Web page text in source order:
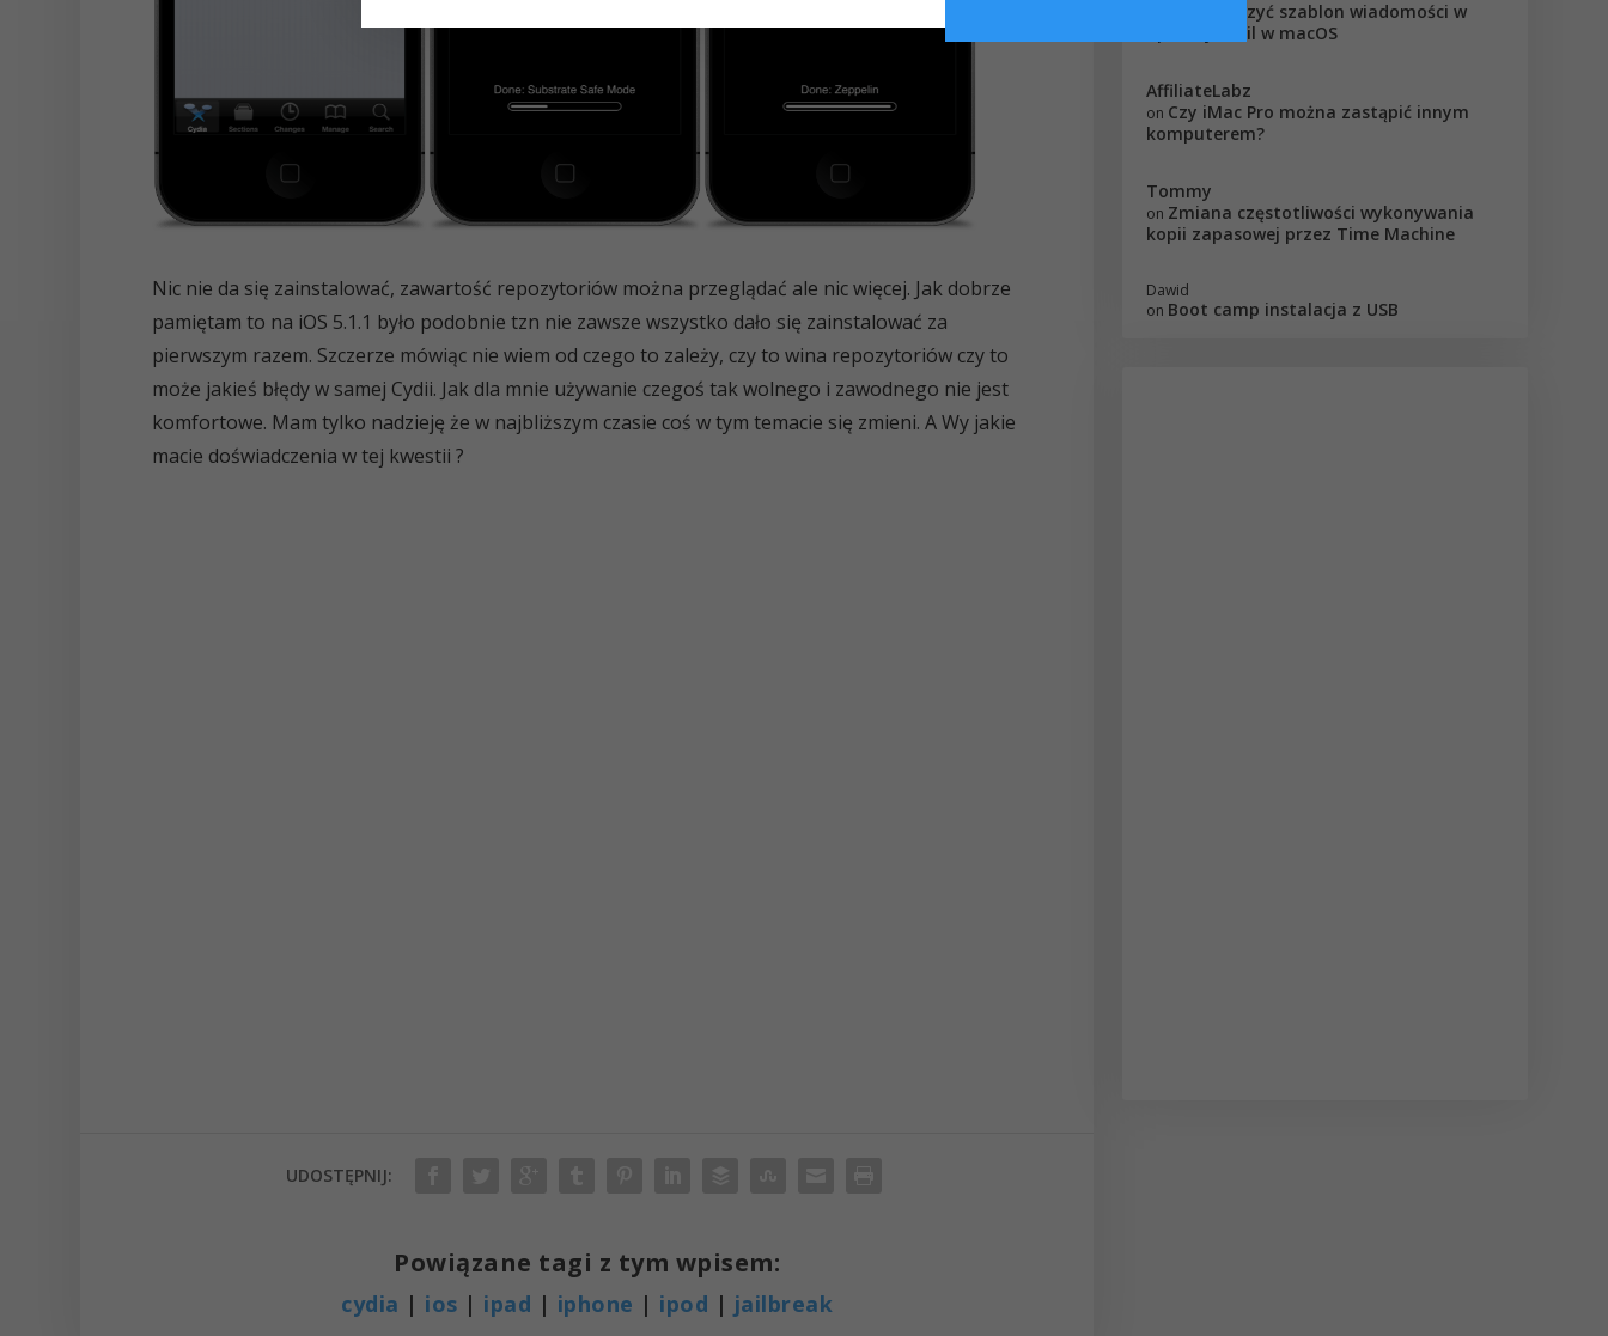
Nic nie da się zainstalować, zawartość repozytoriów można przeglądać ale nic więcej. Jak dobrze
pamiętam to na iOS 5.1.1 było podobnie tzn nie zawsze wszystko dało się zainstalować za
pierwszym razem. Szczerze mówiąc nie wiem od czego to zależy, czy to wina repozytoriów czy to
może jakieś błędy w samej Cydii. Jak dla mnie używanie czegoś tak wolnego i zawodnego nie jest
komfortowe. Mam tylko nadzieję że w najbliższym czasie coś w tym temacie się zmieni. A Wy jakie
macie doświadczenia w tej kwestii ?
UDOSTĘPNIJ:
Powiązane tagi z tym wpisem:
cydia | ios | ipad | iphone | ipod | jailbreak
Jak stworzyć szablon wiadomości w
aplikacji Mail w macOS
AffiliateLabz
on Czy iMac Pro można zastąpić innym
komputerem?
Tommy
on Zmiana częstotliwości wykonywania
kopii zapasowej przez Time Machine
Dawid
on Boot camp instalacja z USB